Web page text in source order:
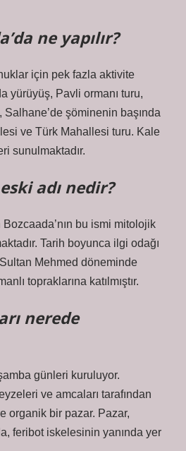
ne yapılır?
için pek fazla aktivite
yürüyüş, Pavli ormanı turu,
Salhane’de şöminenin başında
ve Türk Mahallesi turu. Kale
sunulmaktadır.
adı nedir?
bu ismi mitolojik
Tarih boyunca ilgi odağı
Mehmed döneminde
topraklarına katılmıştır.
nerede
günleri kuruluyor.
ve amcaları tarafından
organik bir pazar. Pazar,
feribot iskelesinin yanında yer